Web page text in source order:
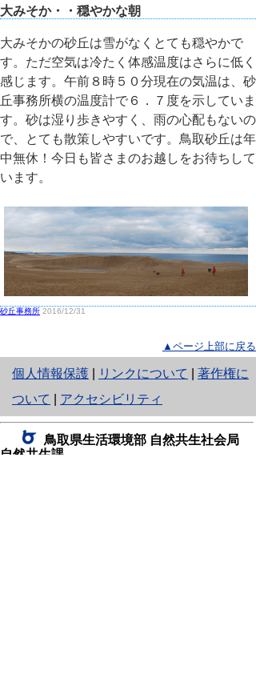
大みそか・・穏やかな朝
大みそかの砂丘は雪がなくとても穏やかで
す。ただ空気は冷たく体感温度はさらに低く
感じます。午前８時５０分現在の気温は、砂
丘事務所横の温度計で６．７度を示していま
す。砂は湿り歩きやすく、雨の心配もないの
で、とても散策しやすいです。鳥取砂丘は年
中無休！今日も皆さまのお越しをお待ちして
います。
砂丘事務所 2016/12/31
▲ページ上部に戻る
個人情報保護
と
り
ネ
ッ
リンクについて
著作権に
ついて
アクセシビリティ
鳥取県生活環境部 自然共生社会局
自然共生課